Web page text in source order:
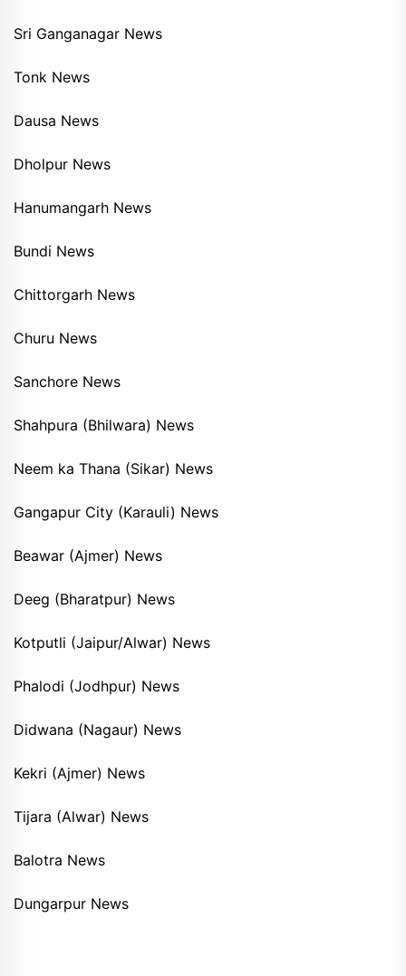
Sri Ganganagar News
Tonk News
Dausa News
Dholpur News
Hanumangarh News
Bundi News
Chittorgarh News
Churu News
Sanchore News
Shahpura (Bhilwara) News
Neem ka Thana (Sikar) News
Gangapur City (Karauli) News
Beawar (Ajmer) News
Deeg (Bharatpur) News
Kotputli (Jaipur/Alwar) News
Phalodi (Jodhpur) News
Didwana (Nagaur) News
Kekri (Ajmer) News
Tijara (Alwar) News
Balotra News
Dungarpur News